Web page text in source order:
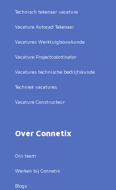
Technisch tekenaar vacature
Vacature Autocad Tekenaar
Vacatures Werktuigbouwkunde
Vacature Projectcoördinator
Vacatures technische bedrijfskunde
Techniek vacatures
Vacature Constructeur
Over Connetix
Ons team
Werken bij Connetix
Blogs